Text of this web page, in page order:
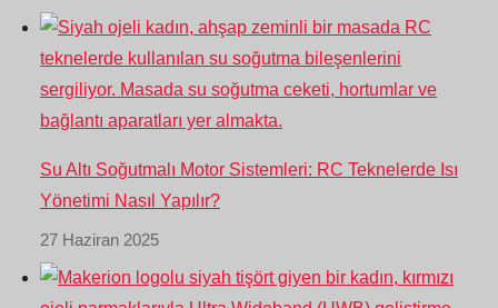
Su Altı Soğutmalı Motor Sistemleri: RC Teknelerde Isı
Yönetimi Nasıl Yapılır?
27 Haziran 2025